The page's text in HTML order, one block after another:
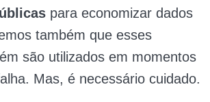
para economizar dados
também que esses
são utilizados em momentos
Mas, é necessário cuidado.